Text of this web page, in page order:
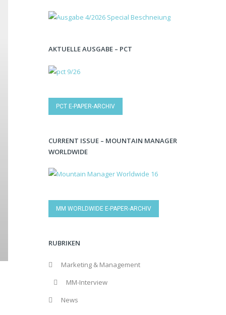
AKTUELLE AUSGABE – PCT
PCT E-PAPER-ARCHIV
CURRENT ISSUE – MOUNTAIN MANAGER
WORLDWIDE
MM WORLDWIDE E-PAPER-ARCHIV
RUBRIKEN
Marketing & Management
MM-Interview
News